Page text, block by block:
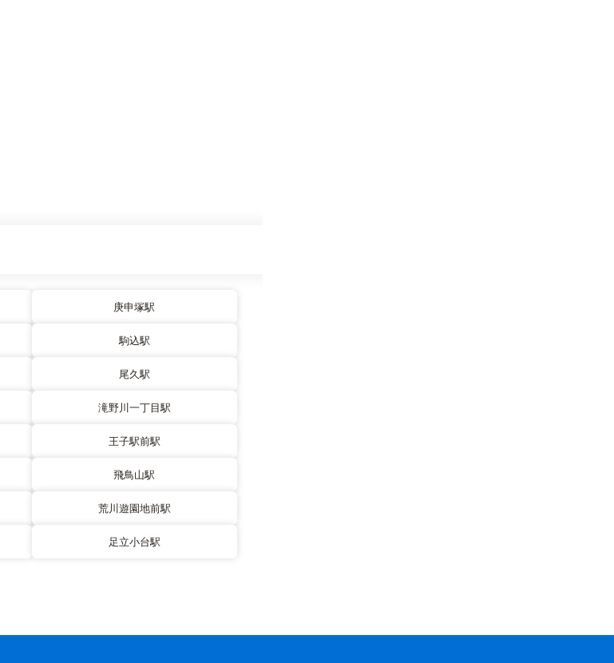
庚申塚駅
駒込駅
尾久駅
滝野川一丁目駅
王子駅前駅
飛鳥山駅
荒川遊園地前駅
足立小台駅